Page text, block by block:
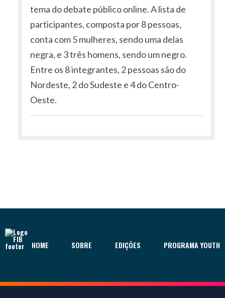
tema do debate público online. A lista de
participantes, composta por 8 pessoas,
conta com 5 mulheres, sendo uma delas
negra, e 3 três homens, sendo um negro.
Entre os 8 integrantes, 2 pessoas são do
Nordeste, 2 do Sudeste e 4 do Centro-
Oeste.
HOME SOBRE EDIÇÕES PROGRAMA YOUTH